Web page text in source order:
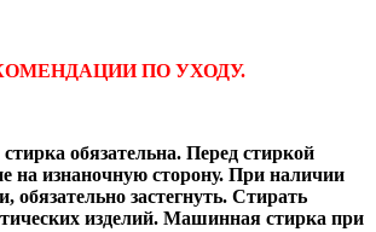
ПО УХОДУ.
обязательна. Перед стиркой
на изнаночную сторону. При наличии
обязательно застегнуть. Стирать
изделий. Машинная стирка при